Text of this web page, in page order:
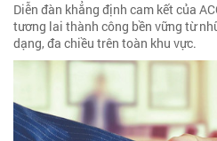
Diễn đàn khẳng định cam kết của
tương lai thành công bền vững từ
dạng, đa chiều trên toàn khu vực.